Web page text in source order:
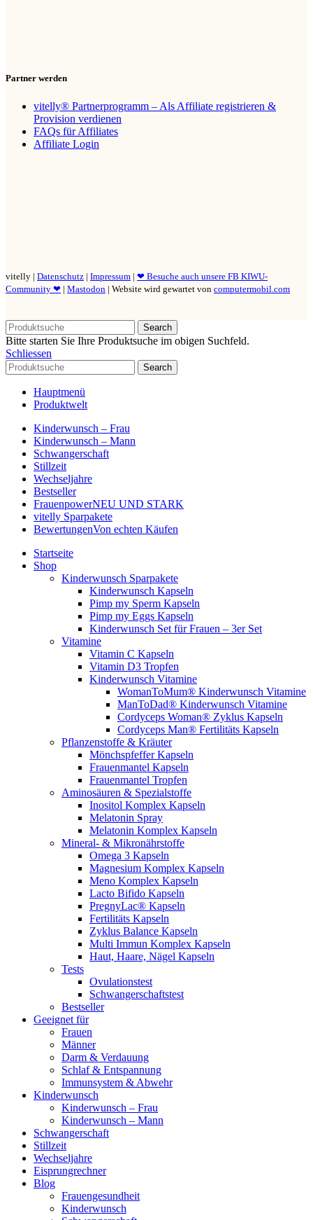
Partner werden
vitelly® Partnerprogramm – Als Affiliate registrieren &
Provision verdienen
FAQs für Affiliates
Affiliate Login
vitelly | Datenschutz | Impressum | ❤ Besuche auch unsere FB KIWU-
Community ❤ | Mastodon | Website wird gewartet von computermobil.com
Search
Bitte starten Sie Ihre Produktsuche im obigen Suchfeld.
Schliessen
Search
Hauptmenü
Produktwelt
Kinderwunsch – Frau
Kinderwunsch – Mann
Schwangerschaft
Stillzeit
Wechseljahre
Bestseller
FrauenpowerNEU UND STARK
vitelly Sparpakete
BewertungenVon echten Käufen
Startseite
Shop
Kinderwunsch Sparpakete
Kinderwunsch Kapseln
Pimp my Sperm Kapseln
Pimp my Eggs Kapseln
Kinderwunsch Set für Frauen – 3er Set
Vitamine
Vitamin C Kapseln
Vitamin D3 Tropfen
Kinderwunsch Vitamine
WomanToMum® Kinderwunsch Vitamine
ManToDad® Kinderwunsch Vitamine
Cordyceps Woman® Zyklus Kapseln
Cordyceps Man® Fertilitäts Kapseln
Pflanzenstoffe & Kräuter
Mönchspfeffer Kapseln
Frauenmantel Kapseln
Frauenmantel Tropfen
Aminosäuren & Spezialstoffe
Inositol Komplex Kapseln
Melatonin Spray
Melatonin Komplex Kapseln
Mineral- & Mikronährstoffe
Omega 3 Kapseln
Magnesium Komplex Kapseln
Meno Komplex Kapseln
Lacto Bifido Kapseln
PregnyLac® Kapseln
Fertilitäts Kapseln
Zyklus Balance Kapseln
Multi Immun Komplex Kapseln
Haut, Haare, Nägel Kapseln
Tests
Ovulationstest
Schwangerschaftstest
Bestseller
Geeignet für
Frauen
Männer
Darm & Verdauung
Schlaf & Entspannung
Immunsystem & Abwehr
Kinderwunsch
Kinderwunsch – Frau
Kinderwunsch – Mann
Schwangerschaft
Stillzeit
Wechseljahre
Eisprungrechner
Blog
Frauengesundheit
Kinderwunsch